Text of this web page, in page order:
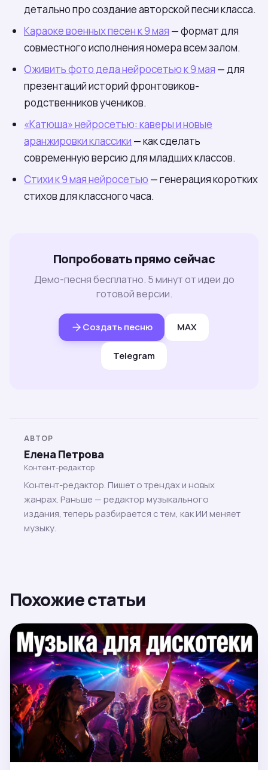
детально про создание авторской песни класса.
Караоке военных песен к 9 мая — формат для
совместного исполнения номера всем залом.
Оживить фото деда нейросетью к 9 мая — для
презентаций историй фронтовиков-
родственников учеников.
«Катюша» нейросетью: каверы и новые
аранжировки классики — как сделать
современную версию для младших классов.
Стихи к 9 мая нейросетью — генерация коротких
стихов для классного часа.
Попробовать прямо сейчас
Демо-песня бесплатно. 5 минут от идеи до
готовой версии.
Создать песню MAX
Telegram
АВТОР
Елена Петрова
Контент-редактор
Контент-редактор. Пишет о трендах и новых
жанрах. Раньше — редактор музыкального
издания, теперь разбирается с тем, как ИИ меняет
музыку.
Похожие статьи